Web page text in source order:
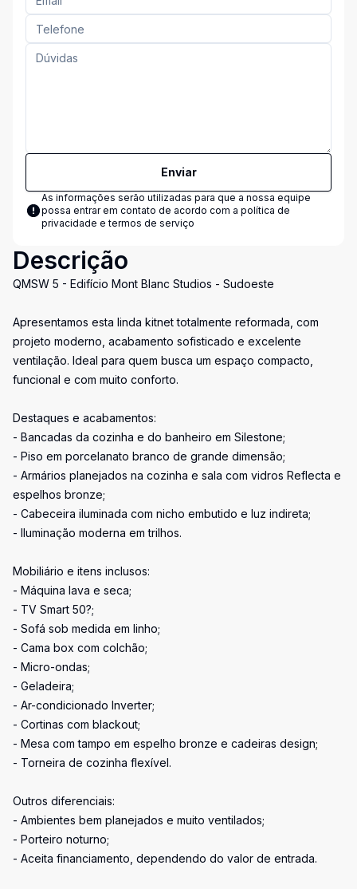
Enviar
As informações serão utilizadas para que a nossa equipe
possa entrar em contato de acordo com a política de
privacidade e termos de serviço
Descrição
QMSW 5 - Edifício Mont Blanc Studios - Sudoeste
Apresentamos esta linda kitnet totalmente reformada, com
projeto moderno, acabamento sofisticado e excelente
ventilação. Ideal para quem busca um espaço compacto,
funcional e com muito conforto.
Destaques e acabamentos:
- Bancadas da cozinha e do banheiro em Silestone;
- Piso em porcelanato branco de grande dimensão;
- Armários planejados na cozinha e sala com vidros Reflecta e
espelhos bronze;
- Cabeceira iluminada com nicho embutido e luz indireta;
- Iluminação moderna em trilhos.
Mobiliário e itens inclusos:
- Máquina lava e seca;
- TV Smart 50?;
- Sofá sob medida em linho;
- Cama box com colchão;
- Micro-ondas;
- Geladeira;
- Ar-condicionado Inverter;
- Cortinas com blackout;
- Mesa com tampo em espelho bronze e cadeiras design;
- Torneira de cozinha flexível.
Outros diferenciais:
- Ambientes bem planejados e muito ventilados;
- Porteiro noturno;
- Aceita financiamento, dependendo do valor de entrada.